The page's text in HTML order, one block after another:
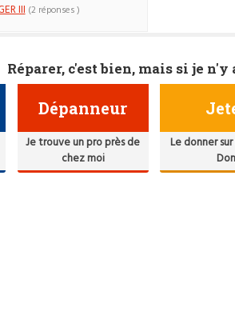
III (2 réponses )
Réparer, c'est bien, mais si je n'y
Dépanneur
Je trouve un pro près de
chez moi
Le donner
Don